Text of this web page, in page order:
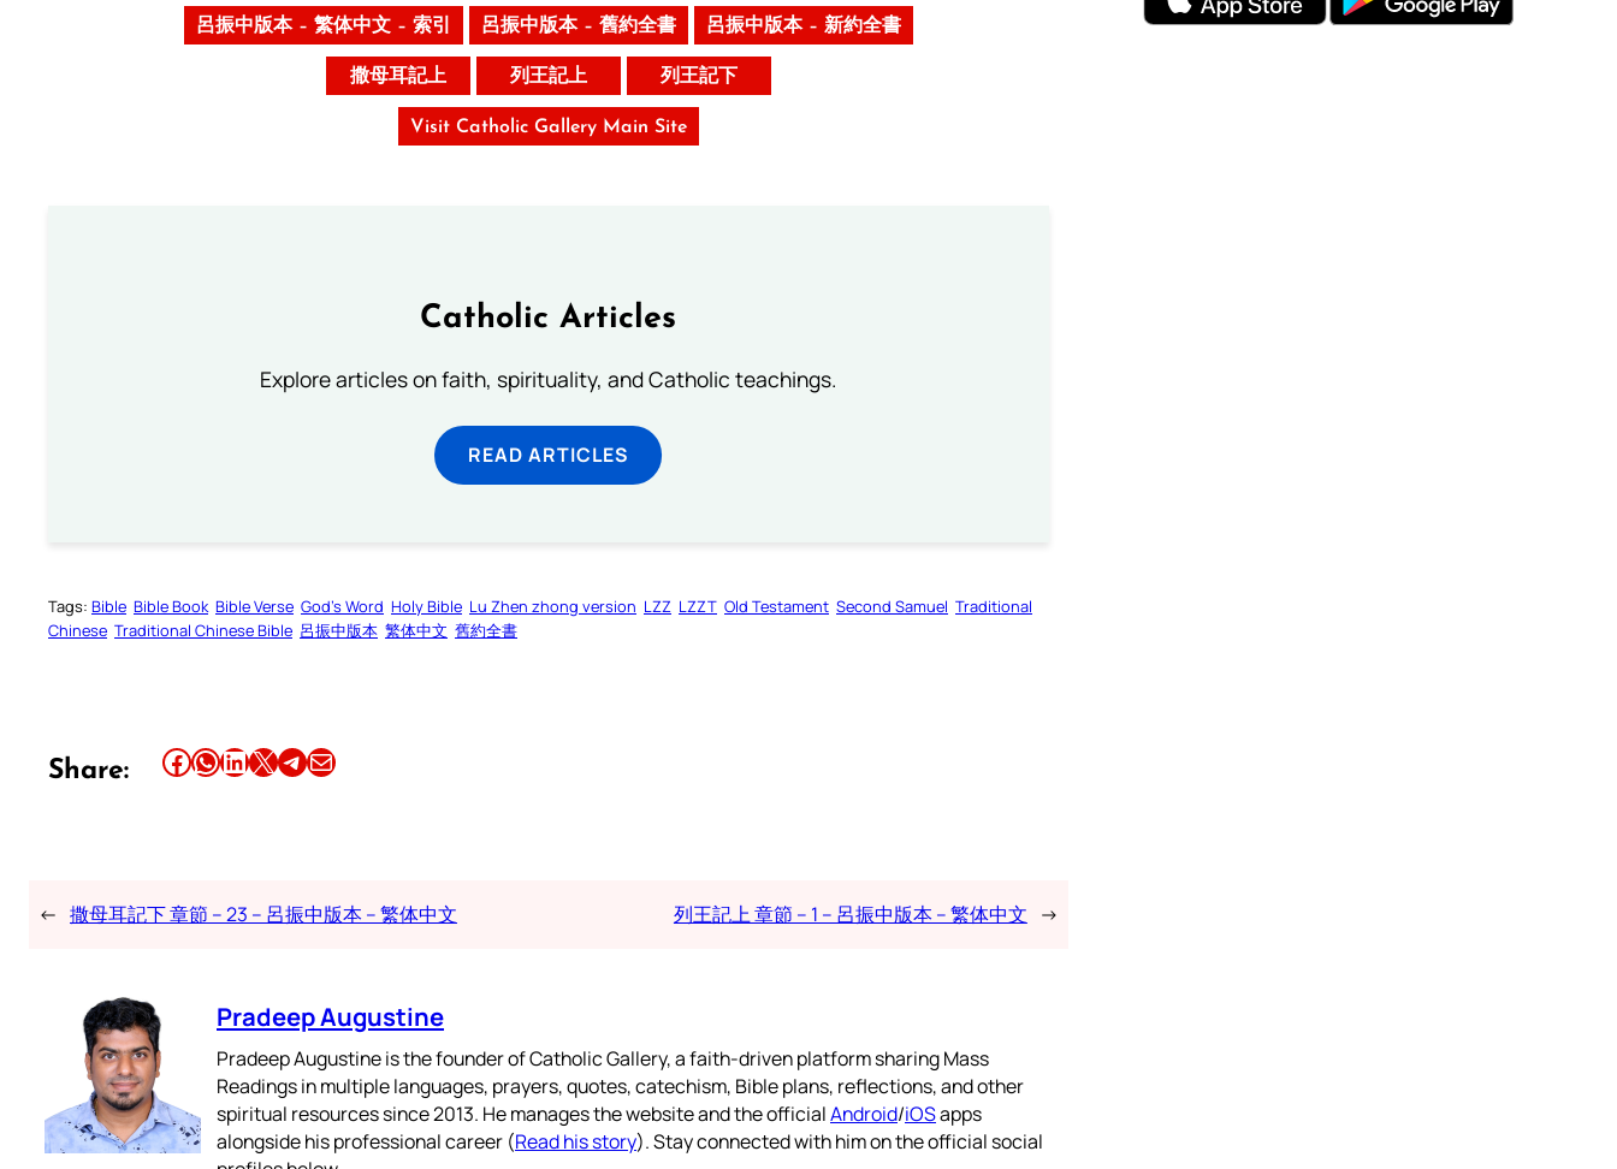
呂振中版本 – 繁体中文 – 索引 呂振中版本 – 舊約全書 呂振中版本 – 新約全書
撒母耳記上 列王記上 列王記下
Visit Catholic Gallery Main Site
Catholic Articles
Explore articles on faith, spirituality, and Catholic teachings.
READ ARTICLES
Tags: Bible Bible Book Bible Verse God’s Word Holy Bible Lu Zhen zhong version LZZ LZZT Old Testament Second Samuel Traditional
Chinese Traditional Chinese Bible 呂振中版本 繁体中文 舊約全書
Share: Share this article on Facebook Share this article on WhatsApp Share this article on LinkedIn Share this article on X Share this article on TelegramEmail this Article
← 撒母耳記下 章節 – 23 – 呂振中版本 – 繁体中文 列王記上 章節 – 1 – 呂振中版本 – 繁体中文 →
Pradeep Augustine
Pradeep Augustine is the founder of Catholic Gallery, a faith-driven platform sharing Mass
Readings in multiple languages, prayers, quotes, catechism, Bible plans, reflections, and other
spiritual resources since 2013. He manages the website and the officialAndroid/iOSapps
alongside his professional career (Read his story). Stay connected with him on the official social